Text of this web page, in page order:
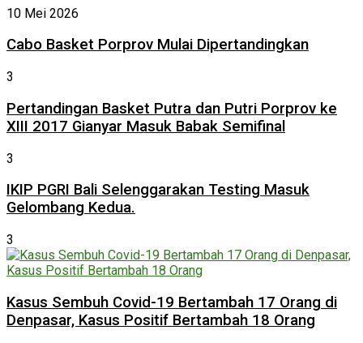
10 Mei 2026
Cabo Basket Porprov Mulai Dipertandingkan
3
Pertandingan Basket Putra dan Putri Porprov ke
XIII 2017 Gianyar Masuk Babak Semifinal
3
IKIP PGRI Bali Selenggarakan Testing Masuk
Gelombang Kedua.
3
Kasus Sembuh Covid-19 Bertambah 17 Orang di
Denpasar, Kasus Positif Bertambah 18 Orang